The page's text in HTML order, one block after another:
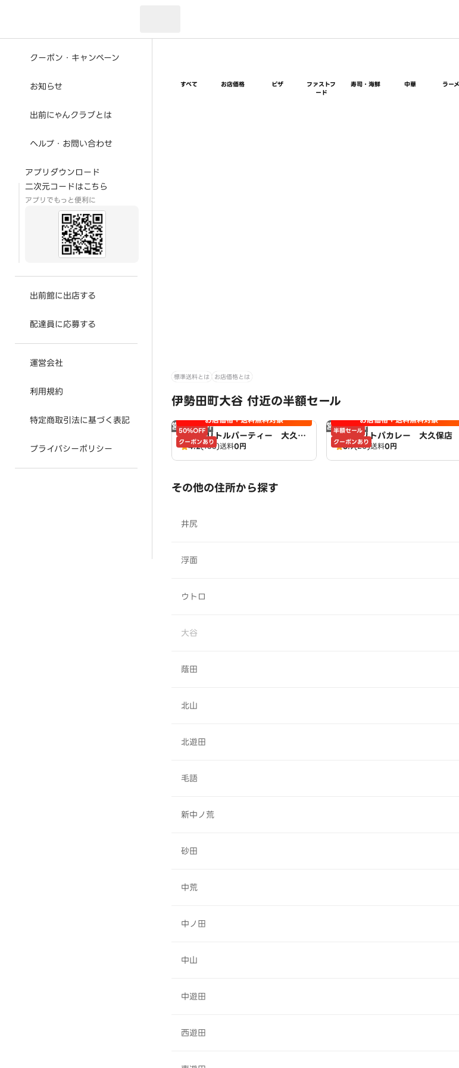
クーポン・キャンペーン
お知らせ
出前にゃんクラブとは
ヘルプ・お問い合わせ
アプリダウンロード
二次元コードはこちら
アプリでもっと便利に
出前館に出店する
配達員に応募する
運営会社
利用規約
特定商取引法に基づく表記
プライバシーポリシー
すべて お店価格 ピザ
ファストフ
ード
寿司・海鮮 中華 ラー
標準送料とは お店価格とは
伊勢田町大谷 付近の半額セール
営業時間外
50%OFF
クーポンあり
お店価格＋送料無料対象
ピザ・リトルパーティー 大久保
店4.2(166)送料0円
営業時間外
半額セール
クーポンあり
お店価格＋送料無料対象
肉盛 リトパカレー 大久保店
3.9(20)送料0円
その他の住所から探す
井尻
浮面
ウトロ
大谷
蔭田
北山
北遊田
毛語
新中ノ荒
砂田
中荒
中ノ田
中山
中遊田
西遊田